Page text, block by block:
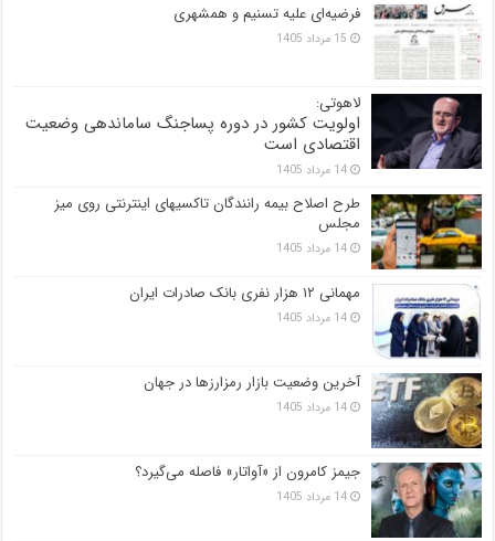
فرضیه‌ای علیه تسنیم و همشهری
15 مرداد 1405
لاهوتی:
اولویت کشور در دوره پساجنگ ساماندهی وضعیت
اقتصادی است
14 مرداد 1405
طرح اصلاح بیمه رانندگان تاکسیهای اینترنتی روی میز
مجلس
14 مرداد 1405
مهمانی ۱۲ هزار نفری بانک صادرات ایران
14 مرداد 1405
آخرین وضعیت بازار رمزارزها در جهان
14 مرداد 1405
جیمز کامرون از «آواتار» فاصله می‌گیرد؟
14 مرداد 1405